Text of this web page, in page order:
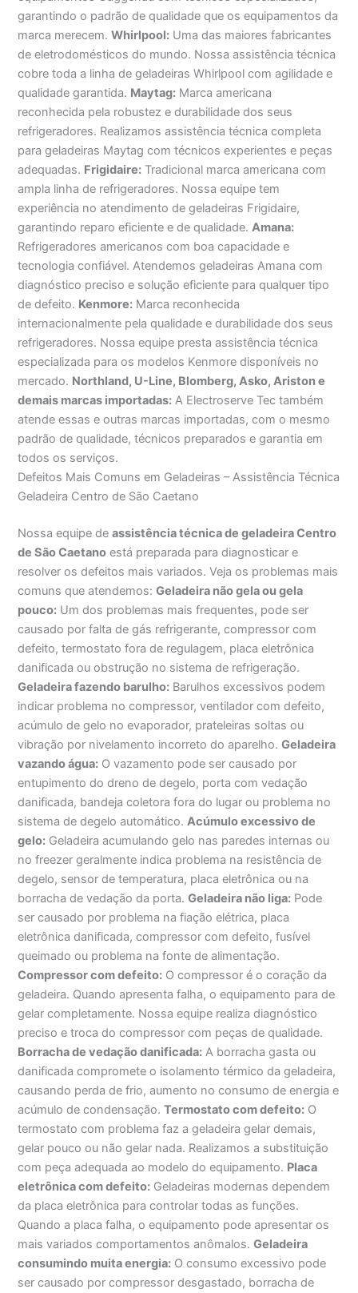
garantindo o padrão de qualidade que os equipamentos da
marca merecem.Whirlpool: Uma das maiores fabricantes
de eletrodomésticos do mundo. Nossa assistência técnica
cobre toda a linha de geladeiras Whirlpool com agilidade e
qualidade garantida. Maytag: Marca americana
reconhecida pela robustez e durabilidade dos seus
refrigeradores. Realizamos assistência técnica completa
para geladeiras Maytag com técnicos experientes e peças
adequadas. Frigidaire: Tradicional marca americana com
ampla linha de refrigeradores. Nossa equipe tem
experiência no atendimento de geladeiras Frigidaire,
garantindo reparo eficiente e de qualidade.Amana:
Refrigeradores americanos com boa capacidade e
tecnologia confiável. Atendemos geladeiras Amana com
diagnóstico preciso e solução eficiente para qualquer tipo
de defeito. Kenmore: Marca reconhecida
internacionalmente pela qualidade e durabilidade dos seus
refrigeradores. Nossa equipe presta assistência técnica
especializada para os modelos Kenmore disponíveis no
mercado. Northland, U-Line, Blomberg, Asko, Ariston e
demais marcas importadas: A Electroserve Tec também
atende essas e outras marcas importadas, com o mesmo
padrão de qualidade, técnicos preparados e garantia em
todos os serviços.
Defeitos Mais Comuns em Geladeiras – Assistência Técnica
Geladeira Centro de São Caetano
Nossa equipe deassistência técnica de geladeira Centro
de São Caetano está preparada para diagnosticar e
resolver os defeitos mais variados. Veja os problemas mais
comuns que atendemos:Geladeira não gela ou gela
pouco: Um dos problemas mais frequentes, pode ser
causado por falta de gás refrigerante, compressor com
defeito, termostato fora de regulagem, placa eletrônica
danificada ou obstrução no sistema de refrigeração.
Geladeira fazendo barulho: Barulhos excessivos podem
indicar problema no compressor, ventilador com defeito,
acúmulo de gelo no evaporador, prateleiras soltas ou
vibração por nivelamento incorreto do aparelho.Geladeira
vazando água: O vazamento pode ser causado por
entupimento do dreno de degelo, porta com vedação
danificada, bandeja coletora fora do lugar ou problema no
sistema de degelo automático. Acúmulo excessivo de
gelo: Geladeira acumulando gelo nas paredes internas ou
no freezer geralmente indica problema na resistência de
degelo, sensor de temperatura, placa eletrônica ou na
borracha de vedação da porta.Geladeira não liga: Pode
ser causado por problema na fiação elétrica, placa
eletrônica danificada, compressor com defeito, fusível
queimado ou problema na fonte de alimentação.
Compressor com defeito: O compressor é o coração da
geladeira. Quando apresenta falha, o equipamento para de
gelar completamente. Nossa equipe realiza diagnóstico
preciso e troca do compressor com peças de qualidade.
Borracha de vedação danificada: A borracha gasta ou
danificada compromete o isolamento térmico da geladeira,
causando perda de frio, aumento no consumo de energia e
acúmulo de condensação.Termostato com defeito: O
termostato com problema faz a geladeira gelar demais,
gelar pouco ou não gelar nada. Realizamos a substituição
com peça adequada ao modelo do equipamento. Placa
eletrônica com defeito: Geladeiras modernas dependem
da placa eletrônica para controlar todas as funções.
Quando a placa falha, o equipamento pode apresentar os
mais variados comportamentos anômalos.Geladeira
consumindo muita energia: O consumo excessivo pode
ser causado por compressor desgastado, borracha de